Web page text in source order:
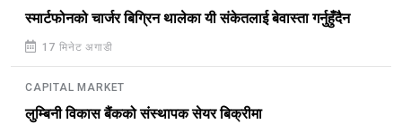
स्मार्टफोनको चार्जर बिग्रिन थालेका यी संकेतलाई बेवास्ता गर्नुहुँदैन
17 मिनेट अगाडी
CAPITAL MARKET
लुम्बिनी विकास बैंकको संस्थापक सेयर बिक्रीमा